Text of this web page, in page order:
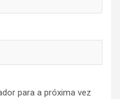
para a próxima vez